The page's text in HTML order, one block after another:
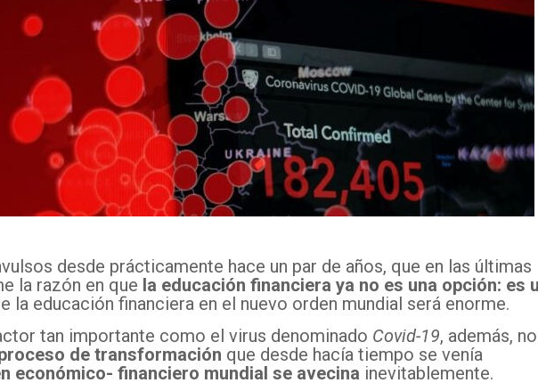
desde prácticamente hace un par de años, que en las últimas
la razón en que la educación financiera ya no es una opción: es
la educación financiera en el nuevo orden mundial será enorme.
tan importante como el virus denominado Covid-19, además,
de transformación que desde hacía tiempo se venía
económico- financiero mundial se avecina inevitablemente.